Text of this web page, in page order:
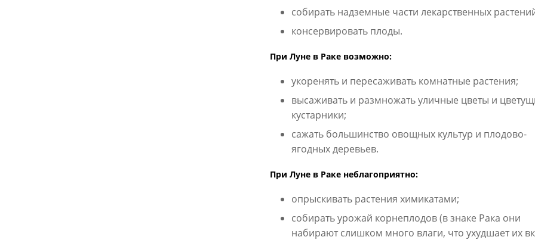
собирать надземные части лекарственных
консервировать плоды.
При Луне в Раке возможно:
укоренять и пересаживать комнатные растения;
высаживать и размножать уличные цветы и
кустарники;
сажать большинство овощных культур и плодово-
ягодных деревьев.
При Луне в Раке неблагоприятно:
опрыскивать растения химикатами;
собирать урожай корнеплодов (в знаке Рака они
набирают слишком много влаги, что ухудшает их